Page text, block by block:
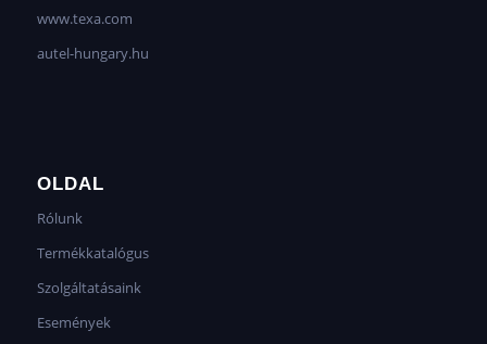
www.texa.com
autel-hungary.hu
OLDAL
Rólunk
Termékkatalógus
Szolgáltatásaink
Események